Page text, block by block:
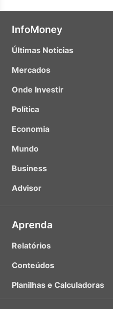
InfoMoney
Últimas Notícias
Mercados
Onde Investir
Política
Economia
Mundo
Business
Advisor
Aprenda
Relatórios
Conteúdos
Planilhas e Calculadoras